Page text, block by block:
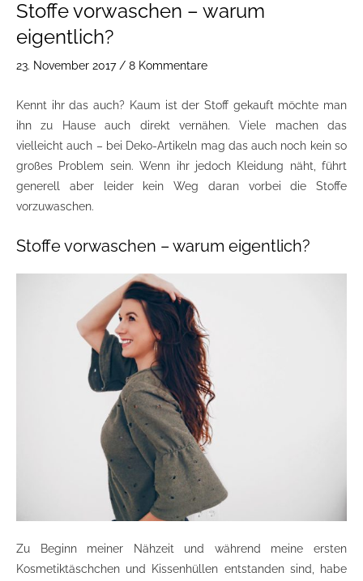
Stoffe vorwaschen – warum
eigentlich?
23. November 2017 / 8 Kommentare
Kennt ihr das auch? Kaum ist der Stoff gekauft möchte man
ihn zu Hause auch direkt vernähen. Viele machen das
vielleicht auch – bei Deko-Artikeln mag das auch noch kein so
großes Problem sein. Wenn ihr jedoch Kleidung näht, führt
generell aber leider kein Weg daran vorbei die Stoffe
vorzuwaschen.
Stoffe vorwaschen – warum eigentlich?
Zu Beginn meiner Nähzeit und während meine ersten
Kosmetiktäschchen und Kissenhüllen entstanden sind, habe